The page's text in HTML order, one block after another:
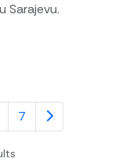
Sarajevu.
7